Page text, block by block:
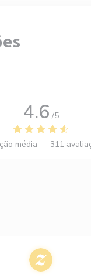
4.6 /5
média — 311